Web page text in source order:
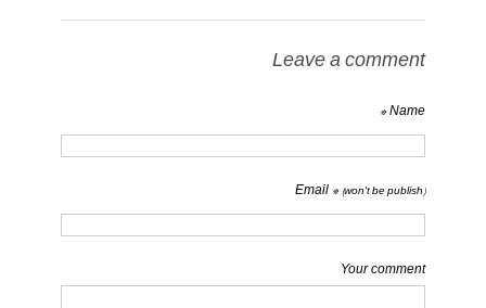
Leave a comment
Name *
Email * (won't be publish)
Your comment